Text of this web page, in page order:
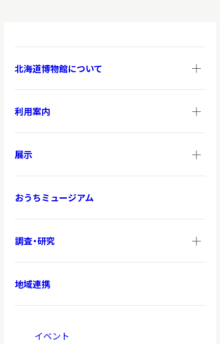
北海道博物館について
利用案内
展示
おうちミュージアム
調査・研究
地域連携
イベント